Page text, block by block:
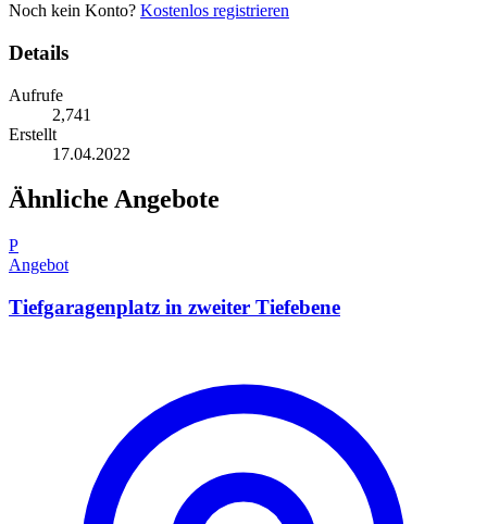
Noch kein Konto? Kostenlos registrieren
Details
Aufrufe
2,741
Erstellt
17.04.2022
Ähnliche Angebote
P
Angebot
Tiefgaragenplatz in zweiter Tiefebene